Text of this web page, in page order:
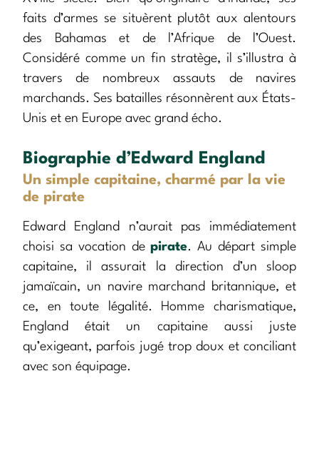
faits d’armes se situèrent plutôt aux alentours
des Bahamas et de l’Afrique de l’Ouest.
Considéré comme un fin stratège, il s’illustra à
travers de nombreux assauts de navires
marchands. Ses batailles résonnèrent aux États-
Unis et en Europe avec grand écho.
Biographie d’Edward England
Un simple capitaine, charmé par la vie
de pirate
Edward England n’aurait pas immédiatement
choisi sa vocation depirate. Au départ simple
capitaine, il assurait la direction d’un sloop
jamaïcain, un navire marchand britannique, et
ce, en toute légalité. Homme charismatique,
England était un capitaine aussi juste
qu’exigeant, parfois jugé trop doux et conciliant
avec son équipage.